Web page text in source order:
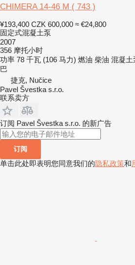
CHIMERA 14-46 M ( 743 )
¥193,400 CZK 600,000 ≈ €24,800
固定式混凝土泵
2007
356 摩托小时
功率 78 千瓦 (106 马力) 燃油 柴油 混凝土
巴
捷克, Nučice
Pavel Švestka s.r.o.
联系卖方
订阅 Pavel Švestka s.r.o. 的新广告
订阅
单击此处即表明您同意我们的隐私政策和